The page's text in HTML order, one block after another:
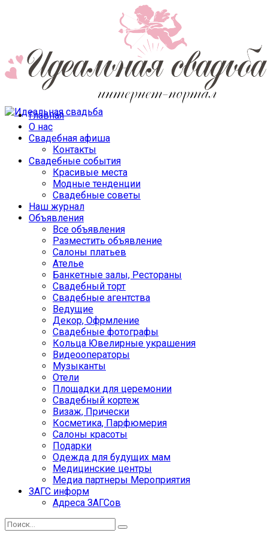
Главная
О нас
Свадебная афиша
Контакты
Свадебные события
Красивые места
Модные тенденции
Свадебные советы
Наш журнал
Объявления
Все объявления
Разместить объявление
Салоны платьев
Ателье
Банкетные залы, Рестораны
Свадебный торт
Свадебные агентства
Ведущие
Декор, Офрмление
Свадебные фотографы
Кольца Ювелирные украшения
Видеооператоры
Музыканты
Отели
Площадки для церемонии
Свадебный кортеж
Визаж, Прически
Косметика, Парфюмерия
Салоны красоты
Подарки
Одежда для будущих мам
Медицинские центры
Медиа партнеры Мероприятия
ЗАГС информ
Адреса ЗАГСов